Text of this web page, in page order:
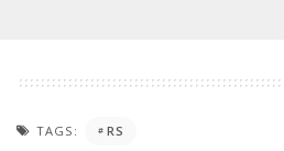
TAGS: RS